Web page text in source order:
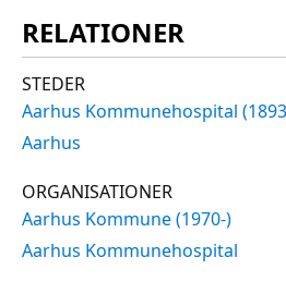
RELATIONER
STEDER
Aarhus Kommunehospital
Aarhus
ORGANISATIONER
Aarhus Kommune (1970-)
Aarhus Kommunehospital